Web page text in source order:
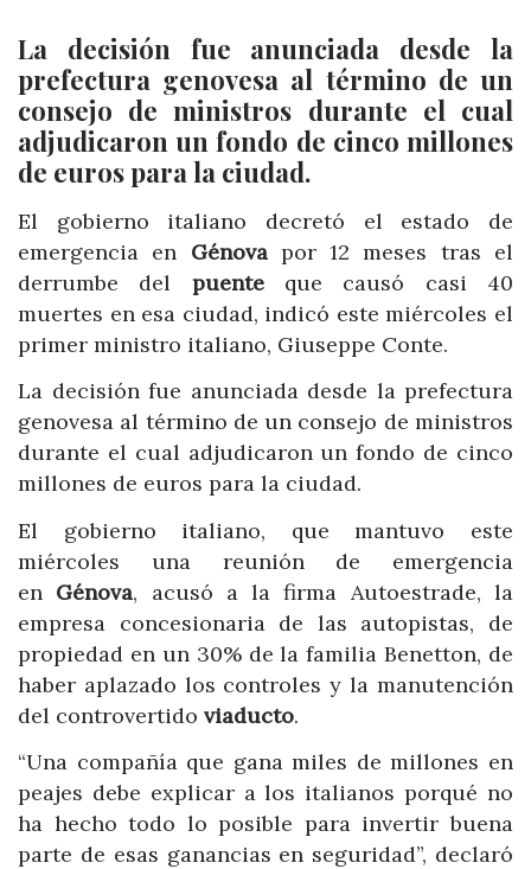
La decisión fue anunciada desde la
prefectura genovesa al término de un
consejo de ministros durante el cual
adjudicaron un fondo de cinco millones
de euros para la ciudad.
El gobierno italiano decretó el estado de
emergencia en Génovapor 12 meses tras el
derrumbe del puenteque causó casi 40
muertes en esa ciudad, indicó este miércoles el
primer ministro italiano, Giuseppe Conte.
La decisión fue anunciada desde la prefectura
genovesa al término de un consejo de ministros
durante el cual adjudicaron un fondo de cinco
millones de euros para la ciudad.
El gobierno italiano, que mantuvo este
miércoles una reunión de emergencia
en Génova, acusó a la firma Autoestrade, la
empresa concesionaria de las autopistas, de
propiedad en un 30% de la familia Benetton, de
haber aplazado los controles y la manutención
del controvertido viaducto.
“Una compañía que gana miles de millones en
peajes debe explicar a los italianos porqué no
ha hecho todo lo posible para invertir buena
parte de esas ganancias en seguridad”, declaró